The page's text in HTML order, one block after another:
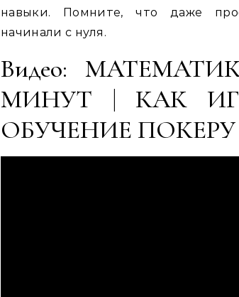
навыки. Помните, что даже
начинали с нуля.
Видео:
МИНУТ | КАК
ОБУЧЕНИЕ